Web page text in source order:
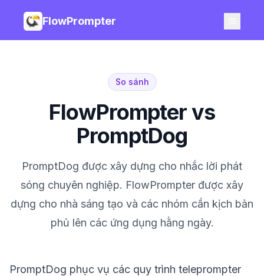
FlowPrompter
So sánh
FlowPrompter vs
PromptDog
PromptDog được xây dựng cho nhắc lời phát
sóng chuyên nghiệp. FlowPrompter được xây
dựng cho nhà sáng tạo và các nhóm cần kịch bản
phủ lên các ứng dụng hằng ngày.
PromptDog phục vụ các quy trình teleprompter